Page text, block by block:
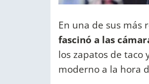
En una de sus más
fascinó a las
los zapatos de
moderno a la hora